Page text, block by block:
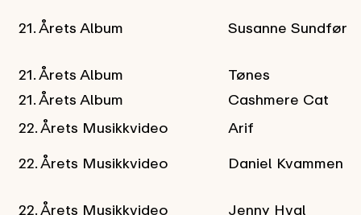
21. Årets Album Susanne Sundfør
21. Årets Album
Tønes
21. Årets Album
Cashmere Cat
22. Årets Musikkvideo
Arif
22. Årets Musikkvideo
Daniel Kvammen
22. Årets Musikkvideo Jenny Hval